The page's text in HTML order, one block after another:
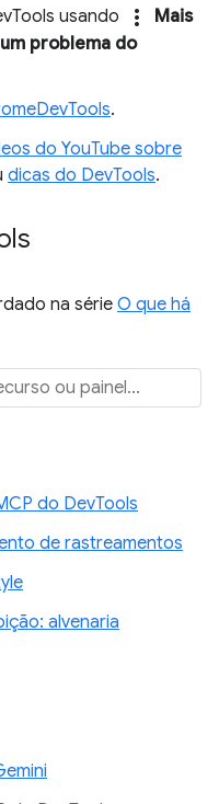
usando
more_vert
Mais
problema do
.
do YouTube sobre
dicas do DevTools.
na série O que há
do DevTools
de rastreamentos
alvenaria